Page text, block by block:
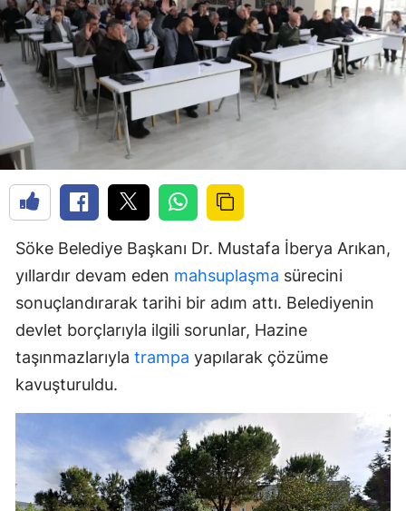
Söke Belediye Başkanı Dr. Mustafa İberya Arıkan,
yıllardır devam eden mahsuplaşma sürecini
sonuçlandırarak tarihi bir adım attı. Belediyenin
devlet borçlarıyla ilgili sorunlar, Hazine
taşınmazlarıyla trampa yapılarak çözüme
kavuşturuldu.